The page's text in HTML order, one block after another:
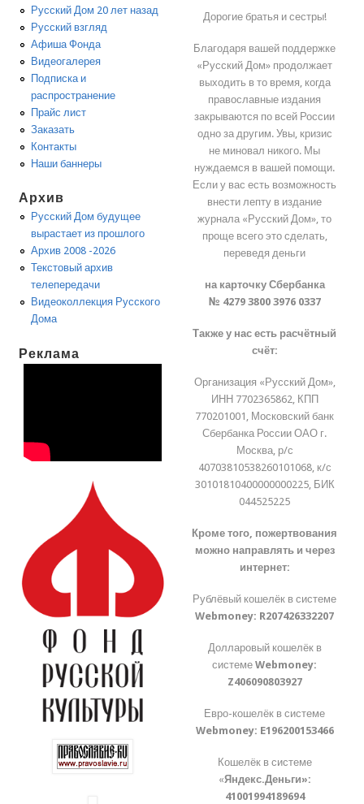
Русский Дом 20 лет назад
Русский взгляд
Афиша Фонда
Видеогалерея
Подписка и
распространение
Прайс лист
Заказать
Контакты
Наши баннеры
Архив
Русский Дом будущее
вырастает из прошлого
Архив 2008 -2026
Текстовый архив
телепередачи
Видеоколлекция Русского
Дома
Реклама
Дорогие братья и сестры!
Благодаря вашей поддержке
«Русский Дом» продолжает
выходить в то время, когда
православные издания
закрываются по всей России
одно за другим. Увы, кризис
не миновал никого. Мы
нуждаемся в вашей помощи.
Если у вас есть возможность
внести лепту в издание
журнала «Русский Дом», то
проще всего это сделать,
переведя деньги
на карточку Сбербанка
№ 4279 3800 3976 0337
Также у нас есть расчётный
счёт:
Организация «Русский Дом»,
ИНН 7702365862, КПП
770201001, Московский банк
Сбербанка России ОАО г.
Москва, р/с
40703810538260101068, к/с
30101810400000000225, БИК
044525225
Кроме того, пожертвования
можно направлять и через
интернет:
Рублёвый кошелёк в системе
Webmoney: R207426332207
Долларовый кошелёк в
системеWebmoney:
Z406090803927
Евро-кошелёк в системе
Webmoney: E196200153466
Кошелёк в системе
«Яндекс.Деньги»:
41001994189694